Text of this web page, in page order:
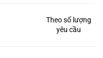
Theo số lượng
yêu cầu